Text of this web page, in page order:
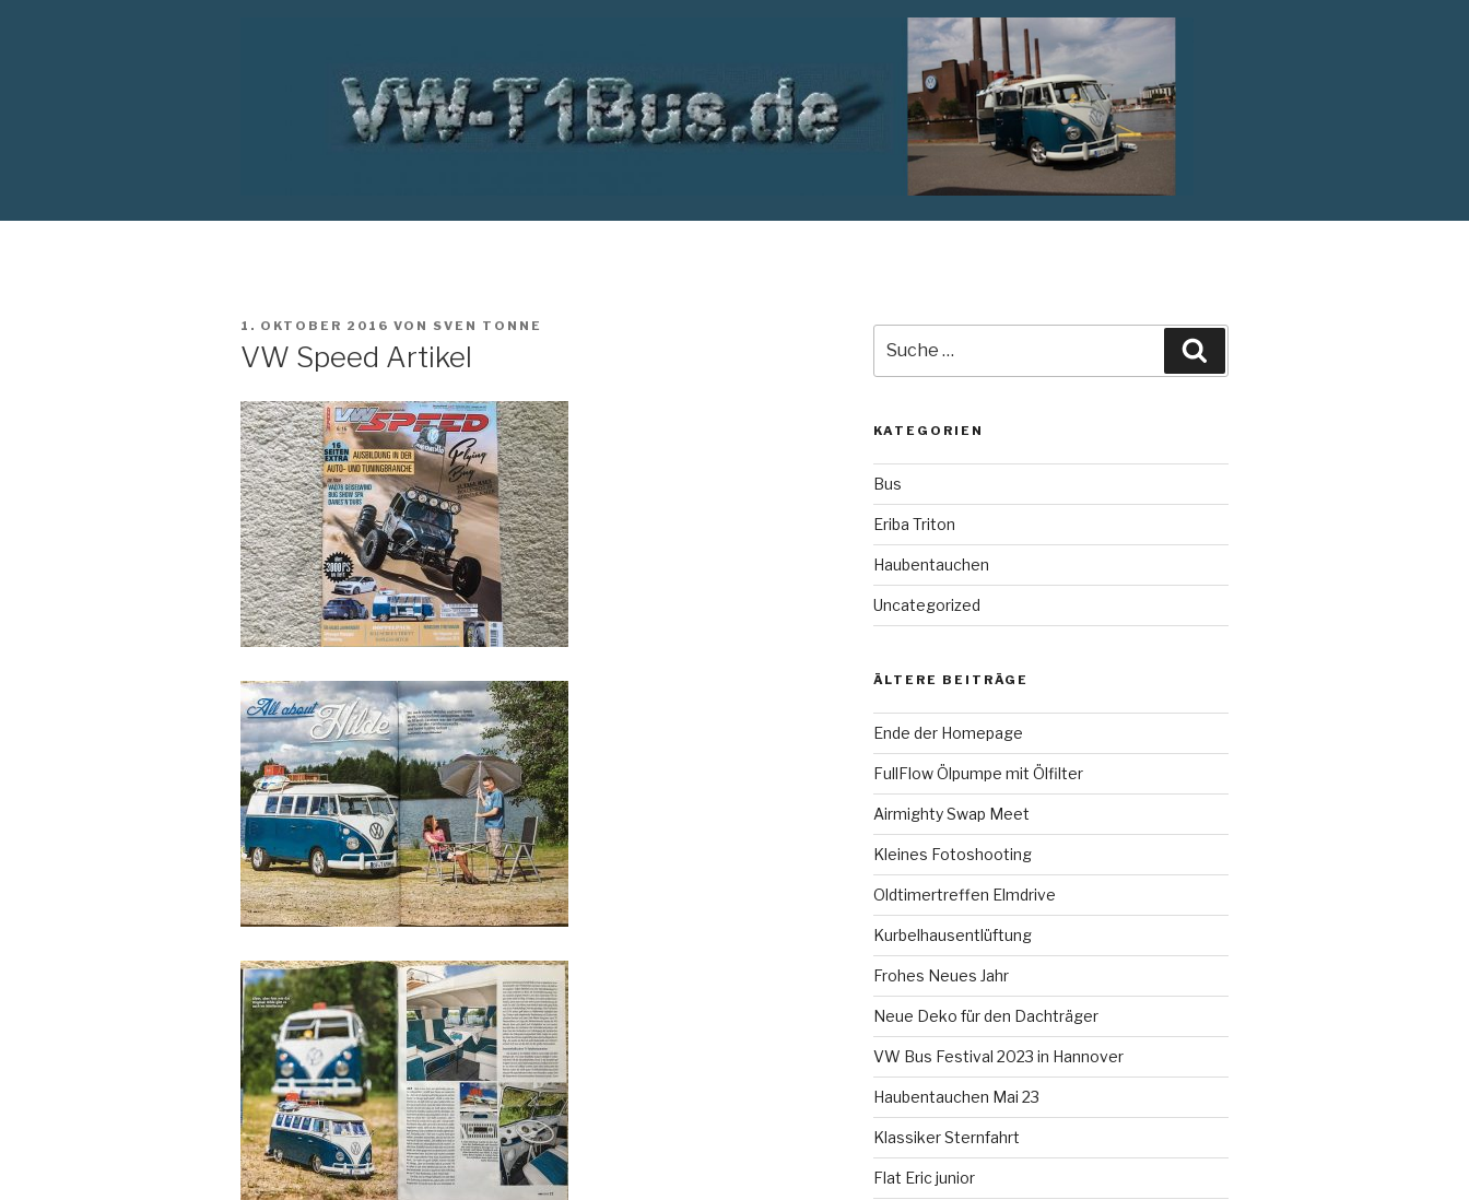
VW T1 BUS
VERÖFFENTLICHT
1. OKTOBER 2016 VON SVEN TONNE
VW Speed Artikel
nach:
KATEGORIEN
Bus
Eriba Triton
Haubentauchen
Uncategorized
ÄLTERE BEITRÄGE
Ende der Homepage
FullFlow Ölpumpe mit Ölfilter
Airmighty Swap Meet
Kleines Fotoshooting
Oldtimertreffen Elmdrive
Kurbelhausentlüftung
Frohes Neues Jahr
Neue Deko für den Dachträger
VW Bus Festival 2023 in Hannover
Haubentauchen Mai 23
Klassiker Sternfahrt
Flat Eric junior